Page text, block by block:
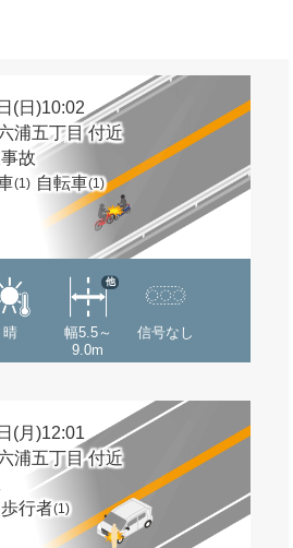
(日)10:02
浦五丁目 付近
故
(1) 自転車(1)
晴
幅5.5～
9.0m
他
信号なし
(月)12:01
浦五丁目 付近
歩行者(1)